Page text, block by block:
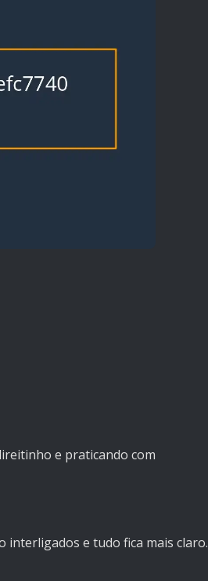
e praticando com
interligados e tudo fica mais claro.